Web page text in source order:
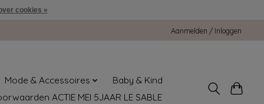
Aanmelden / Inloggen
Mode & Accessoires
Baby & Kind
ACTIE MEI 5JAAR LE SABLE
cookies »